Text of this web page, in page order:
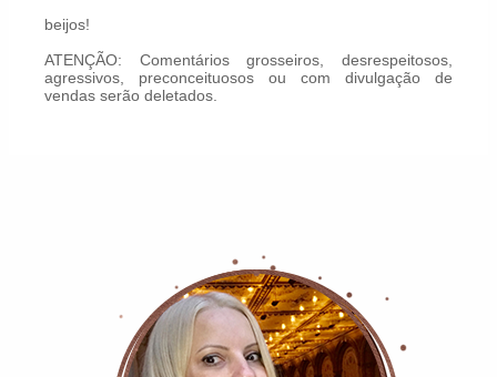
beijos!
ATENÇÃO: Comentários grosseiros, desrespeitosos,
agressivos, preconceituosos ou com divulgação de
vendas serão deletados.